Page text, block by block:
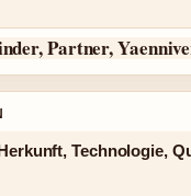
Partner,
Technologie,